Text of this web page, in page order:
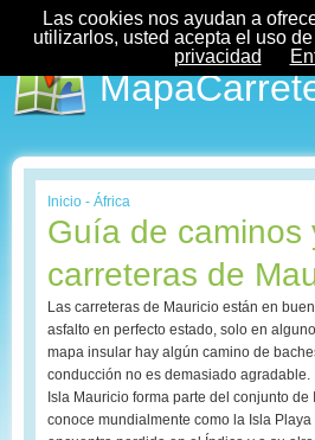
Inicio - África
Guía de caminos
carreteras de
Las carreteras de Mauricio están en
asfalto en perfecto estado, solo en
mapa insular hay algún camino de
conducción no es demasiado agradable.
Isla Mauricio forma parte del conjunto
conoce mundialmente como la Isla
Las cookies nos ayudan a
utilizarlos, usted acepta el uso
privacidad